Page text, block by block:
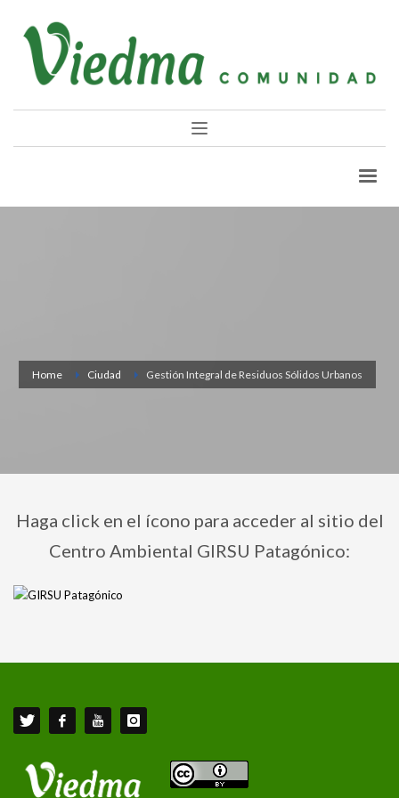
Home Ciudad Gestión Integral de Residuos Sólidos Urbanos
Haga click en el ícono para acceder al sitio del
Centro Ambiental GIRSU Patagónico: